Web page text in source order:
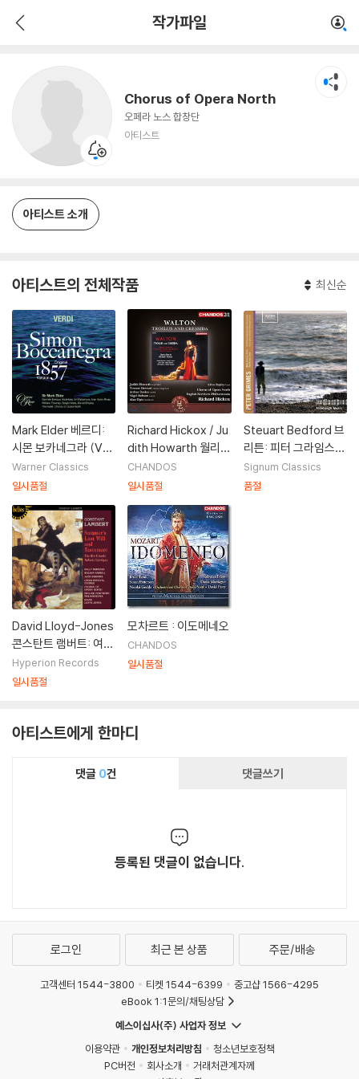
작가파일
Chorus of Opera North
오페라 노스 합창단
아티스트
아티스트 소개
아티스트의 전체작품 최신순
Mark Elder 베르디:
시몬 보카네그라 (Ver
di: Simon Boccane
gra)
Warner Classics
일시품절
Richard Hickox / Ju
dith Howarth 월리엄
월튼: 오페라 '트로일
로스와 크레시다' - 주
히콕스 (William Walt
on: Troilus and Cre
ssida)
CHANDOS
일시품절
Steuart Bedford 브
리튼: 피터 그라임스
(Britten: Peter Gri
mes)
Signum Classics
품절
David Lloyd-Jones
콘스탄트 램버트: 여름
의 마지막 의지와 유
언, 리오 그란데 (Con
d Testament)
Hyperion Records
일시품절
모차르트 : 이도메네오
CHANDOS
일시품절
아티스트에게 한마디
댓글 0건 댓글쓰기
등록된 댓글이 없습니다.
로그인 최근 본 상품 주문/배송
고객센터 1544-3800 티켓 1544-6399
중고샵 1566-4295
eBook 1:1문의/채팅상담
예스이십사(주) 사업자 정보
이용약관
개인정보처리방침
청소년보호정책
PC버전
회사소개
거래처관계자께